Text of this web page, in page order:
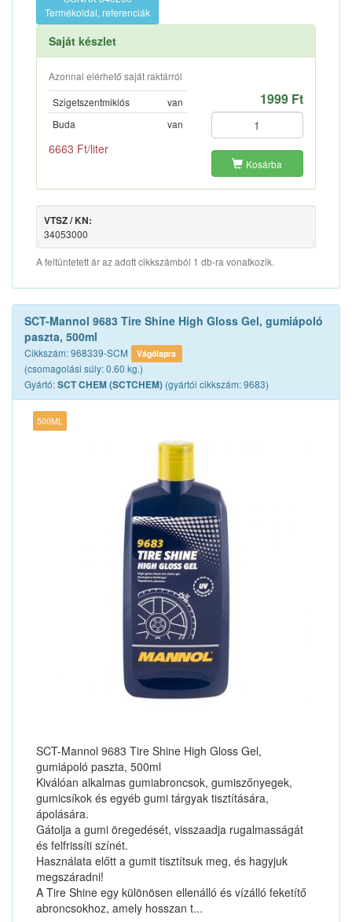
Termékoldal, referenciák
Saját készlet
Azonnal elérhető saját raktárról
Szigetszentmiklós
van
Buda
van
6663 Ft/liter
1999 Ft
Kosárba
VTSZ / KN:
34053000
A feltüntetett ár az adott cikkszámból 1 db-ra vonatkozik.
SCT-Mannol 9683 Tire Shine High Gloss Gel, gumiápoló
paszta, 500ml
Cikkszám: 968339-SCM Vágólapra
(csomagolási súly: 0.60 kg.)
Gyártó:SCT CHEM (SCTCHEM) (gyártói cikkszám: 9683)
500ML
SCT-Mannol 9683 Tire Shine High Gloss Gel,
gumiápoló paszta, 500ml
Kiválóan alkalmas gumiabroncsok, gumiszőnyegek,
gumicsíkok és egyéb gumi tárgyak tisztítására,
ápolására.
Gátolja a gumi öregedését, visszaadja rugalmasságát
és felfrissíti színét.
Használata előtt a gumit tisztítsuk meg, és hagyjuk
megszáradni!
A Tire Shine egy különösen ellenálló és vízálló feketítő
abroncsokhoz, amely hosszan t...